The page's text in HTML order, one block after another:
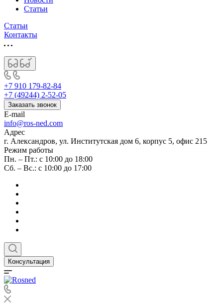
Статьи
Статьи
Контакты
+7 910 179-82-84
+7 (49244) 2-52-05
Заказать звонок
E-mail
info@ros-ned.com
Адрес
г. Александров, ул. Институтская дом 6, корпус 5, офис 215
Режим работы
Пн. – Пт.: с 10:00 до 18:00
Сб. – Вс.: с 10:00 до 17:00
Консультация